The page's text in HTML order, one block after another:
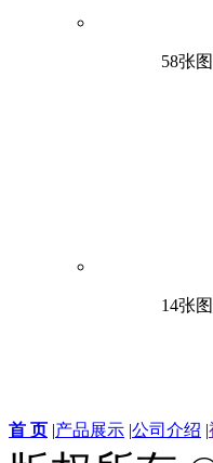
58张
14张
首 页 |产品展示 |公司介绍 |